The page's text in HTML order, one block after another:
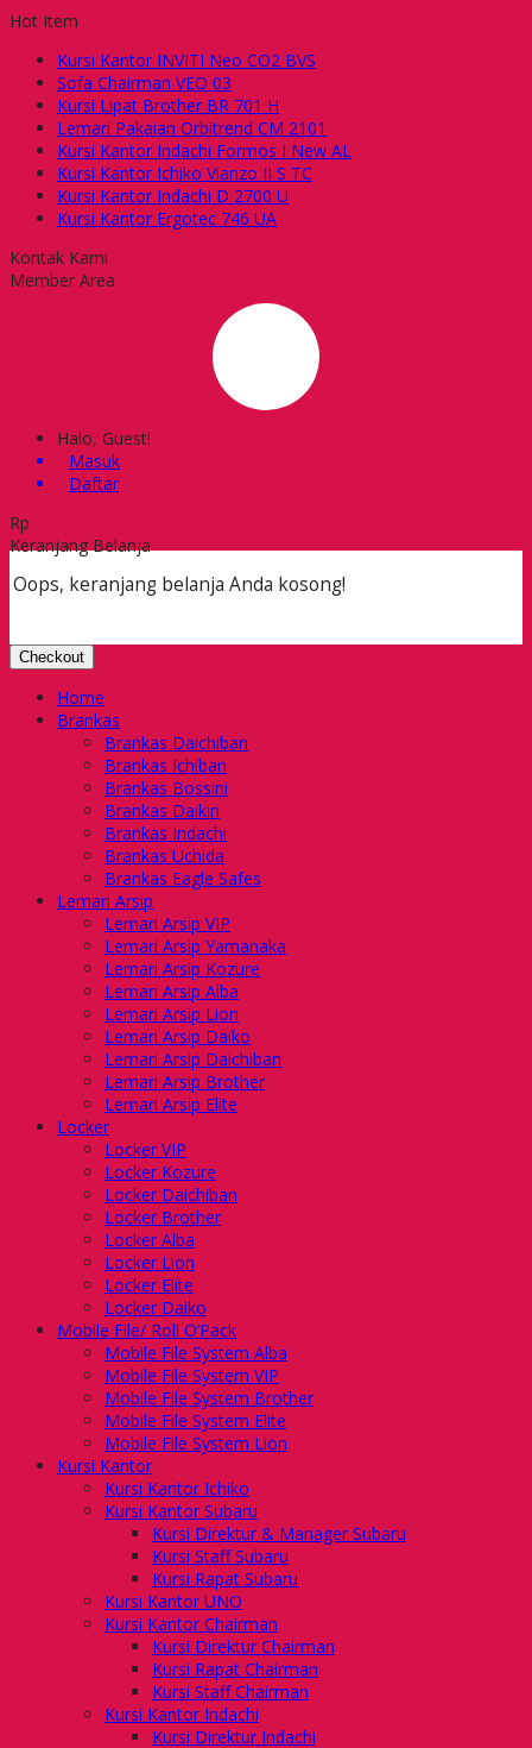
Hot Item
Kursi Kantor INVITI Neo CO2 BVS
Sofa Chairman VEO 03
Kursi Lipat Brother BR 701 H
Lemari Pakaian Orbitrend CM 2101
Kursi Kantor Indachi Formos I New AL
Kursi Kantor Ichiko Vianzo II S TC
Kursi Kantor Indachi D 2700 U
Kursi Kantor Ergotec 746 UA
Kontak Kami
Member Area
Halo, Guest!
Masuk
Daftar
Rp
Keranjang Belanja
Oops, keranjang belanja Anda kosong!
Checkout
Home
Brankas
Brankas Daichiban
Brankas Ichiban
Brankas Bossini
Brankas Daikin
Brankas Indachi
Brankas Uchida
Brankas Eagle Safes
Lemari Arsip
Lemari Arsip VIP
Lemari Arsip Yamanaka
Lemari Arsip Kozure
Lemari Arsip Alba
Lemari Arsip Lion
Lemari Arsip Daiko
Lemari Arsip Daichiban
Lemari Arsip Brother
Lemari Arsip Elite
Locker
Locker VIP
Locker Kozure
Locker Daichiban
Locker Brother
Locker Alba
Locker Lion
Locker Elite
Locker Daiko
Mobile File/ Roll O’Pack
Mobile File System Alba
Mobile File System VIP
Mobile File System Brother
Mobile File System Elite
Mobile File System Lion
Kursi Kantor
Kursi Kantor Ichiko
Kursi Kantor Subaru
Kursi Direktur & Manager Subaru
Kursi Staff Subaru
Kursi Rapat Subaru
Kursi Kantor UNO
Kursi Kantor Chairman
Kursi Direktur Chairman
Kursi Rapat Chairman
Kursi Staff Chairman
Kursi Kantor Indachi
Kursi Direktur Indachi